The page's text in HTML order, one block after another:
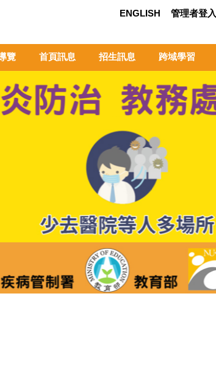
ENGLISH 管理者登入
覽 首頁訊息 招生訊息 跨域學習